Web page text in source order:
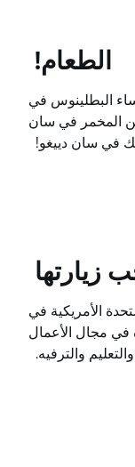
الطعام!
البطلينوس في
المخمر في سان
في سان دييغو!
زيارتها
الأمريكية في
في مجال الأعمال
والترفيه.